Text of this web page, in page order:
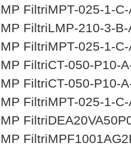
MP FiltriMPT-­025-­1-­
MP FiltriLMP-210-3-
MP FiltriMPT-­025-­1-­
MP FiltriCT-050-P10-
MP FiltriCT-050-P10-
MP FiltriMPT-­025-­1-­
MP
MP